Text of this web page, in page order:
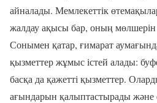
айналады. Мемлекеттік
жалдау ақысы бар, оның мөлшерін
Сонымен қатар, ғимарат
қызметтер жұмыс істей алады:
басқа да қажетті қызметтер.
ағындарын қалыптастырады және